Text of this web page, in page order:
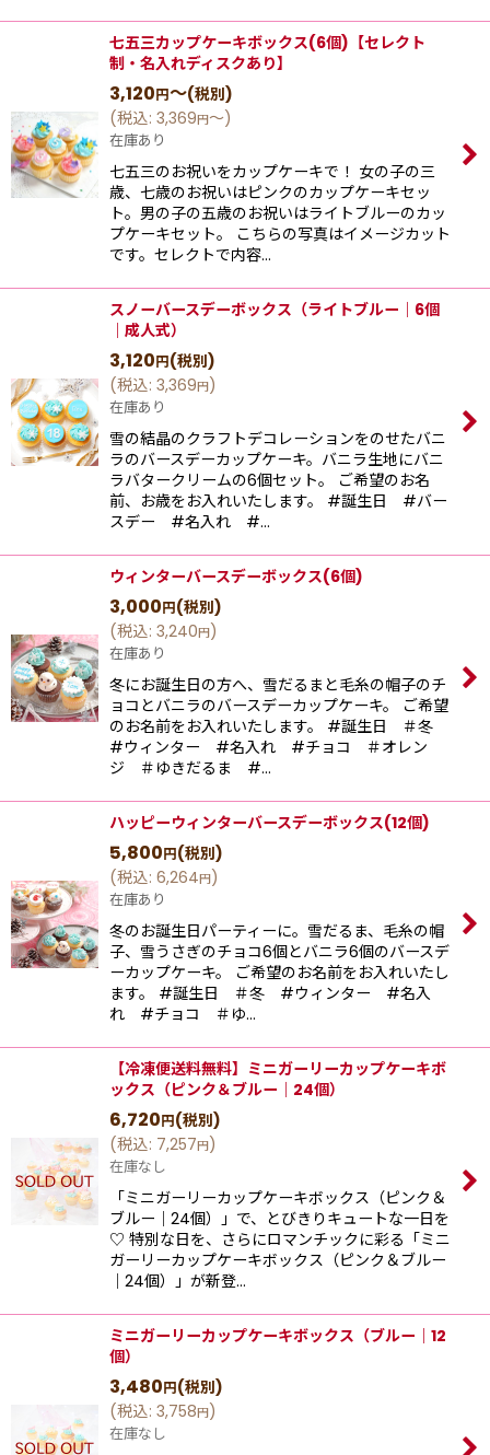
七五三カップケーキボックス(6個)【セレクト
制・名入れディスクあり】
3,120円～(税別)
(税込: 3,369円～)
在庫あり
七五三のお祝いをカップケーキで！ 女の子の三
歳、七歳のお祝いはピンクのカップケーキセッ
ト。男の子の五歳のお祝いはライトブルーのカッ
プケーキセット。 こちらの写真はイメージカット
です。セレクトで内容…
スノーバースデーボックス（ライトブルー｜6個
｜成人式）
3,120円(税別)
(税込: 3,369円)
在庫あり
雪の結晶のクラフトデコレーションをのせたバニ
ラのバースデーカップケーキ。バニラ生地にバニ
ラバタークリームの6個セット。 ご希望のお名
前、お歳をお入れいたします。 #誕生日 #バー
スデー #名入れ #…
ウィンターバースデーボックス(6個)
3,000円(税別)
(税込: 3,240円)
在庫あり
冬にお誕生日の方へ、雪だるまと毛糸の帽子のチ
ョコとバニラのバースデーカップケーキ。 ご希望
のお名前をお入れいたします。 #誕生日 ＃冬
#ウィンター #名入れ #チョコ ＃オレン
ジ ＃ゆきだるま #…
ハッピーウィンターバースデーボックス(12個)
5,800円(税別)
(税込: 6,264円)
在庫あり
冬のお誕生日パーティーに。雪だるま、毛糸の帽
子、雪うさぎのチョコ6個とバニラ6個のバースデ
ーカップケーキ。 ご希望のお名前をお入れいたし
ます。 #誕生日 ＃冬 #ウィンター #名入
れ #チョコ ＃ゆ…
【冷凍便送料無料】ミニガーリーカップケーキボ
ックス（ピンク＆ブルー｜24個）
6,720円(税別)
(税込: 7,257円)
在庫なし
「ミニガーリーカップケーキボックス（ピンク＆
ブルー｜24個）」で、とびきりキュートな一日を
♡ 特別な日を、さらにロマンチックに彩る「ミニ
ガーリーカップケーキボックス（ピンク＆ブルー
｜24個）」が新登…
ミニガーリーカップケーキボックス（ブルー｜12
個）
3,480円(税別)
(税込: 3,758円)
在庫なし